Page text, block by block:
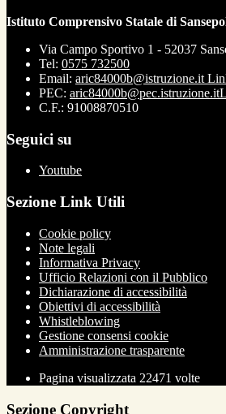
Istituto Comprensivo Statale di
Via Campo Sportivo 1 - 52037
Tel: 0575 732500
Email: aric84000b@istruzione.it
PEC: aric84000b@pec.istruzione.it
C.F.: 91008870510
Seguici su
Youtube
Sezione Link Utili
Cookie policy
Note legali
Informativa Privacy
Ufficio Relazioni con il Pubblico
Dichiarazione di accessibilità
Obiettivi di accessibilità
Whistleblowing
Gestione consensi cookie
Amministrazione trasparente
Pagina visualizzata 22471 volte
Sezione Copyright